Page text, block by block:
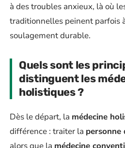
à des troubles anxieux, là où
traditionnelles peinent parfois
soulagement durable.
Quels sont les
distinguent les
holistiques ?
Dès le départ, la médecine
différence : traiter la personne